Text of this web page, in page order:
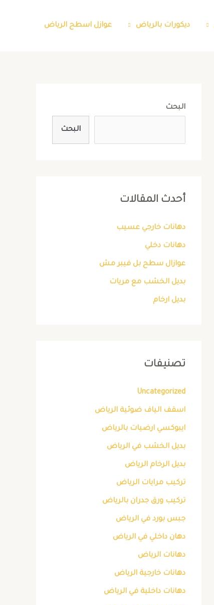
ديكورات بالرياض عوازل اسطح الرياض
البحث
البحث
أحدث المقالات
دهانات خارجي عسيب
دهانات دخلي
عوازال سطح بل فيبر مش
بديل الخشب مع مريات
بديل ارخام
تصنيفات
Uncategorized
اسقف الياف ضوئية الرياض
ايبوكسي ارضيات بالرياض
بديل الخشب في الرياض
بديل الرخام الرياض
تركيب مرايات الرياض
تركيب ورق جدران بالرياض
جبس بورد في الرياض
دهان داخلي في الرياض
دهانات الرياض
دهانات خارجية الرياض
دهانات داخلية في الرياض